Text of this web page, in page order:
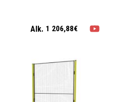
Alk. 1 206,88€